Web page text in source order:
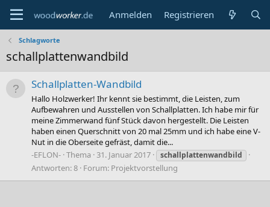
Anmelden Registrieren
Schlagworte
schallplattenwandbild
Schallplatten-Wandbild
Hallo Holzwerker! Ihr kennt sie bestimmt, die Leisten, zum
Aufbewahren und Ausstellen von Schallplatten. Ich habe mir für
meine Zimmerwand fünf Stück davon hergestellt. Die Leisten
haben einen Querschnitt von 20 mal 25mm und ich habe eine V-
Nut in die Oberseite gefräst, damit die...
-EFLON- Thema 31. Januar 2017 schallplattenwandbild
Antworten: 8 Forum: Projektvorstellung